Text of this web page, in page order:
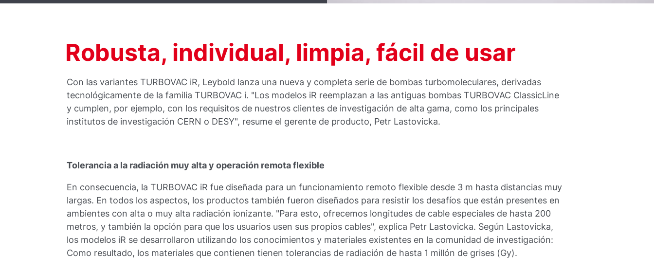
Robusta, individual, limpia, fácil de usar
Con las variantes TURBOVAC iR, Leybold lanza una nueva y completa serie de bombas turbomoleculares, derivadas
tecnológicamente de la familia TURBOVAC i. "Los modelos iR reemplazan a las antiguas bombas TURBOVAC ClassicLine
y cumplen, por ejemplo, con los requisitos de nuestros clientes de investigación de alta gama, como los principales
institutos de investigación CERN o DESY", resume el gerente de producto, Petr Lastovicka.
Tolerancia a la radiación muy alta y operación remota flexible
En consecuencia, la TURBOVAC iR fue diseñada para un funcionamiento remoto flexible desde 3 m hasta distancias muy
largas. En todos los aspectos, los productos también fueron diseñados para resistir los desafíos que están presentes en
ambientes con alta o muy alta radiación ionizante. "Para esto, ofrecemos longitudes de cable especiales de hasta 200
metros, y también la opción para que los usuarios usen sus propios cables", explica Petr Lastovicka. Según Lastovicka,
los modelos iR se desarrollaron utilizando los conocimientos y materiales existentes en la comunidad de investigación:
Como resultado, los materiales que contienen tienen tolerancias de radiación de hasta 1 millón de grises (Gy).